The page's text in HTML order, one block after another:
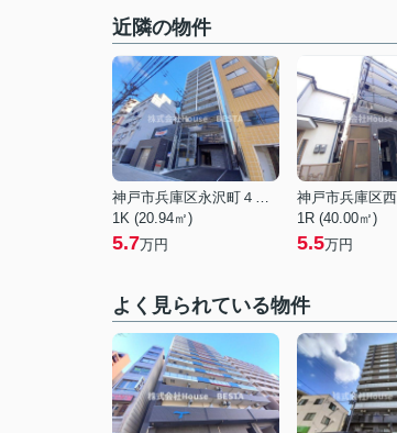
近隣の物件
神戸市兵庫区永沢町４丁目
1K (20.94㎡)
5.7万円
1R (40.00㎡)
5.5万円
よく見られている物件